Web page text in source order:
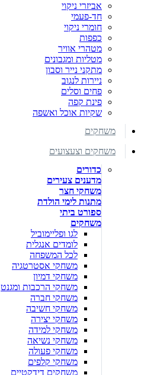
אביזרי ניקוי
חד-פעמי
חומרי ניקוי
כפפות
מטהרי אוויר
מטליות ומגבונים
מתקני נייר וסבון
ניירות לנגוב
פחים וסלים
פינת קפה
שקיות אוכל ואשפה
משחקים
משחקים וצעצועים
כדורים
מדענים צעירים
משחקי חצר
מתנות לימי הולדת
ספורט ביתי
משחקים
לגו ופליימוביל
לומדים אנגלית
לכל המשפחה
משחקי אסטרטגיה
משחקי דמיון
משחקי הרכבות ומגנט
משחקי חברה
משחקי חשיבה
משחקי יצירה
משחקי למידה
משחקי נשיאה
משחקי פעולה
משחקי קלפים
משחקים דידקטיים